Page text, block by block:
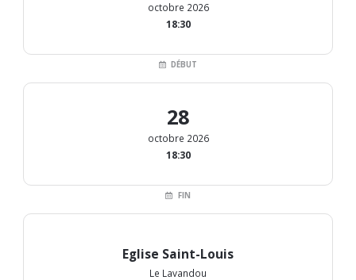
octobre 2026
18:30
DÉBUT
28
octobre 2026
18:30
FIN
Eglise Saint-Louis
Le Lavandou